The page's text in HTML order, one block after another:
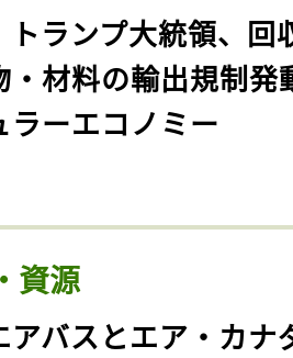
トランプ大統領、回
・材料の輸出規制発
ラーエコノミー
資源
アバスとエア・カナ